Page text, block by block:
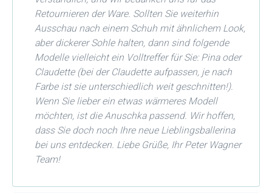
Retournieren der Ware. Sollten Sie weiterhin
Ausschau nach einem Schuh mit ähnlichem Look,
aber dickerer Sohle halten, dann sind folgende
Modelle vielleicht ein Volltreffer für Sie: Pina oder
Claudette (bei der Claudette aufpassen, je nach
Farbe ist sie unterschiedlich weit geschnitten!).
Wenn Sie lieber ein etwas wärmeres Modell
möchten, ist die Anuschka passend. Wir hoffen,
dass Sie doch noch Ihre neue Lieblingsballerina
bei uns entdecken. Liebe Grüße, Ihr Peter Wagner
Team!